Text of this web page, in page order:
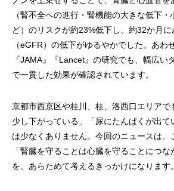
（腎不全への進行・腎機能の大きな低下
ど）のリスクが約23%低下し、約32か月
（eGFR）の低下がゆるやかでした。あわ
『JAMA』『Lancet』の研究でも、幅広い
で一貫した効果が確認されています。
京都市西京区や桂川、桂、洛西口エリアで
少し下がっている」「尿にたんぱくが出
は少なくありません。今回のニュースは、
「腎臓を守ることは心臓を守ることにつな
を、あらためて考えるきっかけになります。